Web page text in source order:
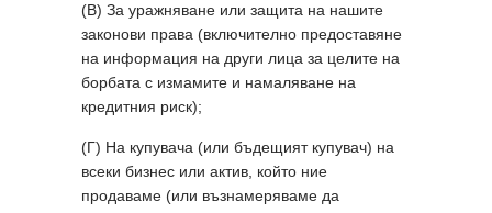
(В) За уражняване или защита на нашите
законови права (включително предоставяне
на информация на други лица за целите на
борбата с измамите и намаляване на
кредитния риск);
(Г) На купувача (или бъдещият купувач) на
всеки бизнес или актив, който ние
продаваме (или възнамеряваме да